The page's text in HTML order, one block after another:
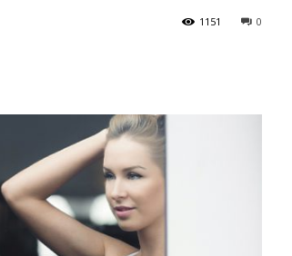
0
1151